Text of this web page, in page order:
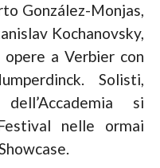
González-Monjas,
Kochanovsky,
a Verbier con
Solisti,
si
nelle ormai